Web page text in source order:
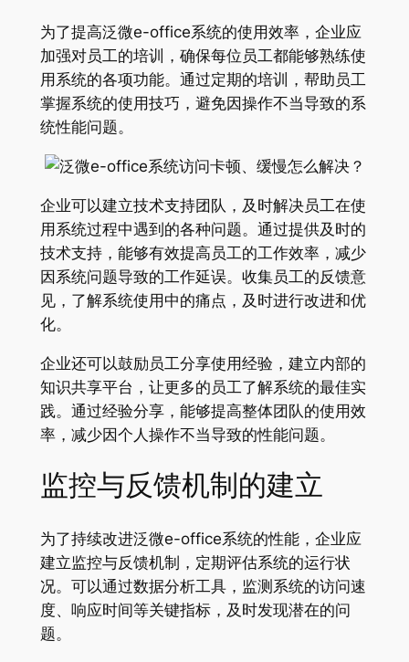
为了提高泛微e-office系统的使用效率，企业应
加强对员工的培训，确保每位员工都能够熟练使
用系统的各项功能。通过定期的培训，帮助员工
掌握系统的使用技巧，避免因操作不当导致的系
统性能问题。
企业可以建立技术支持团队，及时解决员工在使
用系统过程中遇到的各种问题。通过提供及时的
技术支持，能够有效提高员工的工作效率，减少
因系统问题导致的工作延误。收集员工的反馈意
见，了解系统使用中的痛点，及时进行改进和优
化。
企业还可以鼓励员工分享使用经验，建立内部的
知识共享平台，让更多的员工了解系统的最佳实
践。通过经验分享，能够提高整体团队的使用效
率，减少因个人操作不当导致的性能问题。
监控与反馈机制的建立
为了持续改进泛微e-office系统的性能，企业应
建立监控与反馈机制，定期评估系统的运行状
况。可以通过数据分析工具，监测系统的访问速
度、响应时间等关键指标，及时发现潜在的问
题。